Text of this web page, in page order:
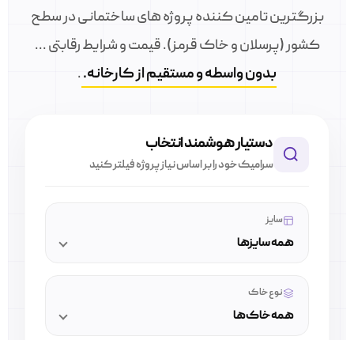
بزرگترین تامین کننده پروژه های ساختمانی در سطح
کشور (پرسلان و خاک قرمز). قیمت و شرایط رقابتی ...
بدون واسطه و مستقیم از کارخانه..
دستیار هوشمند انتخاب
سرامیک خود را بر اساس نیاز پروژه فیلتر کنید
سایز
همه سایزها
نوع خاک
همه خاک‌ها